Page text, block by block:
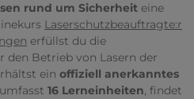
rund um Sicherheit eine
Laserschutzbeauftragte:r
erfüllst du die
den Betrieb von Lasern der
ein offiziell anerkanntes
16 Lerneinheiten, findet